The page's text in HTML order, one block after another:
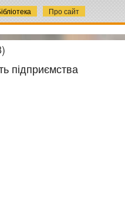
Про сайт
підприємства